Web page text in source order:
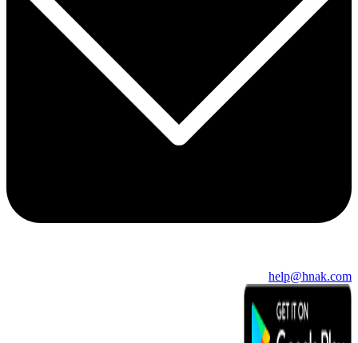
help@hnak.com